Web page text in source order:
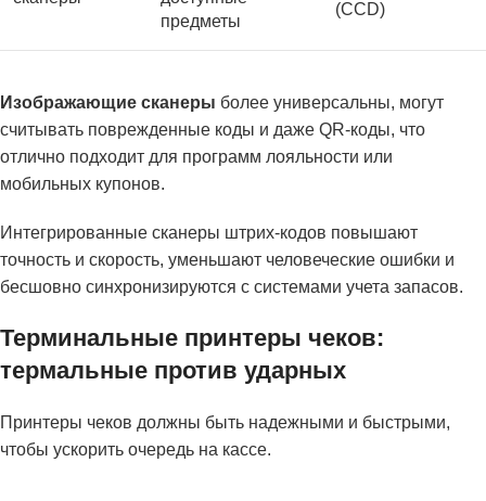
предметы
(CCD)
Изображающие сканеры более универсальны, могут
считывать поврежденные коды и даже QR-коды, что
отлично подходит для программ лояльности или
мобильных купонов.
Интегрированные сканеры штрих-кодов повышают
точность и скорость, уменьшают человеческие ошибки и
бесшовно синхронизируются с системами учета запасов.
Терминальные принтеры чеков:
термальные против ударных
Принтеры чеков должны быть надежными и быстрыми,
чтобы ускорить очередь на кассе.